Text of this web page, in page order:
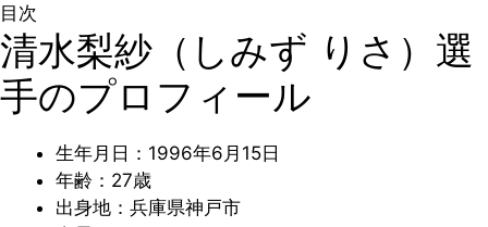
目次
清水梨紗（しみず りさ）選
手のプロフィール
生年月日：1996年6月15日
年齢：27歳
出身地：兵庫県神戸市